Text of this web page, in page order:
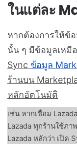
ในแต่ละ
หากต้องการให้ข้
นั้น ๆ มีข้อมูลเหมื
Sync ข้อมูล
ร้านบน
หลักอัตโนมัติ
เช่น หากเชื่อม
Lazada ทุกร้านใช้ภ
Lazada หลักว่า เปิด